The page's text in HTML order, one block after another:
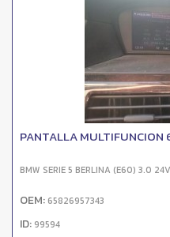
PANTALLA
BMW SERIE 5 BERLINA (E60) 3.0
OEM: 65826957343
ID: 99594